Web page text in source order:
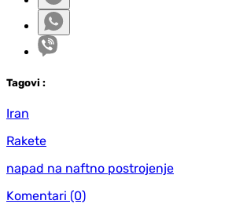
Tagovi :
Iran
Rakete
napad na naftno postrojenje
Komentari (0)